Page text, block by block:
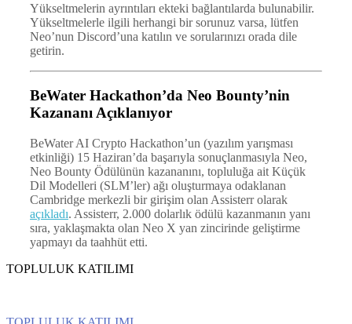
Yükseltmelerin ayrıntıları ekteki bağlantılarda bulunabilir.
Yükseltmelerle ilgili herhangi bir sorunuz varsa, lütfen
Neo’nun Discord’una katılın ve sorularınızı orada dile
getirin.
BeWater Hackathon’da Neo Bounty’nin
Kazananı Açıklanıyor
BeWater AI Crypto Hackathon’un (yazılım yarışması
etkinliği) 15 Haziran’da başarıyla sonuçlanmasıyla Neo,
Neo Bounty Ödülünün kazananını, topluluğa ait Küçük
Dil Modelleri (SLM’ler) ağı oluşturmaya odaklanan
Cambridge merkezli bir girişim olan Assisterr olarak
açıkladı. Assisterr, 2.000 dolarlık ödülü kazanmanın yanı
sıra, yaklaşmakta olan Neo X yan zincirinde geliştirme
yapmayı da taahhüt etti.
TOPLULUK KATILIMI